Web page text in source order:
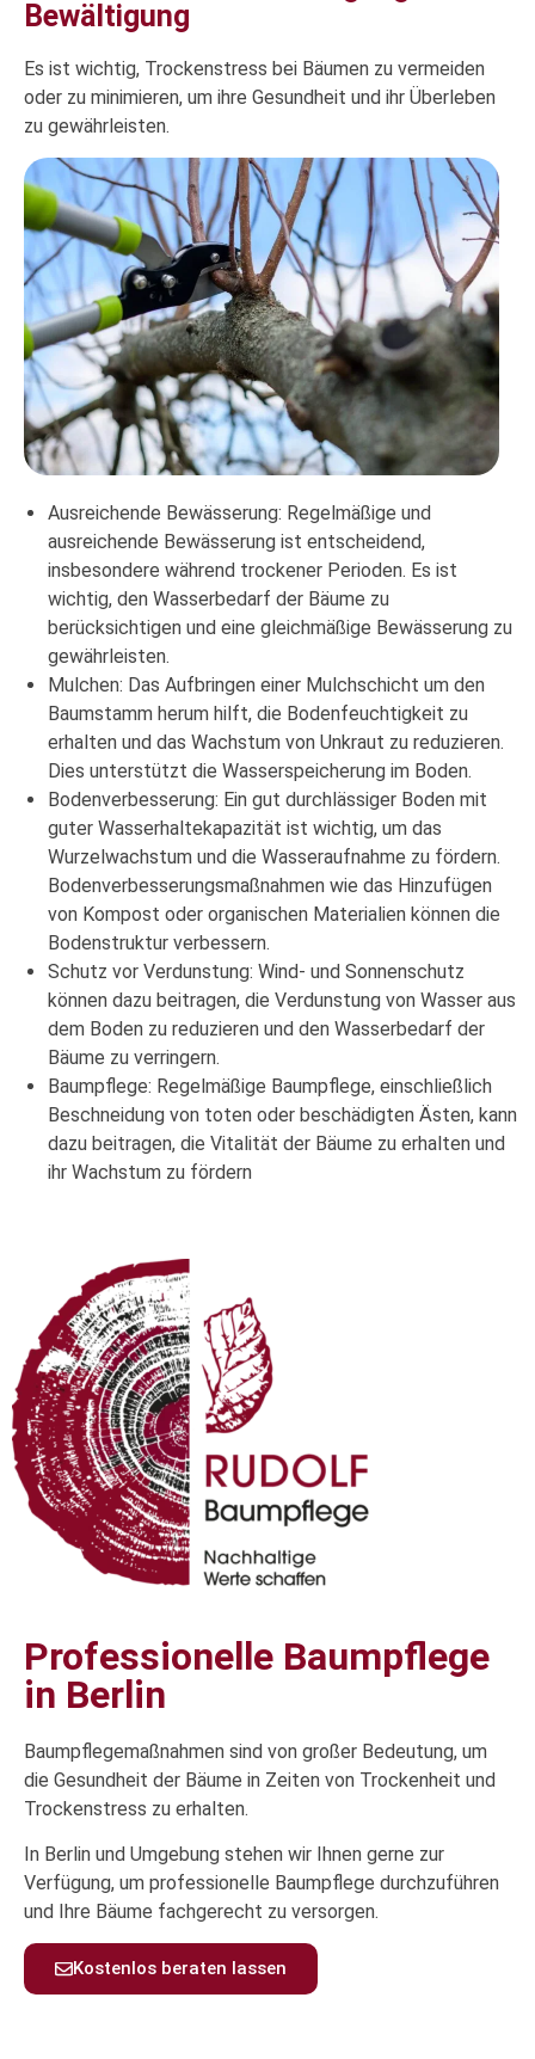
Bewältigung
Es ist wichtig, Trockenstress bei Bäumen zu vermeiden
oder zu minimieren, um ihre Gesundheit und ihr Überleben
zu gewährleisten.
Ausreichende Bewässerung: Regelmäßige und
ausreichende Bewässerung ist entscheidend,
insbesondere während trockener Perioden. Es ist
wichtig, den Wasserbedarf der Bäume zu
berücksichtigen und eine gleichmäßige Bewässerung zu
gewährleisten.
Mulchen: Das Aufbringen einer Mulchschicht um den
Baumstamm herum hilft, die Bodenfeuchtigkeit zu
erhalten und das Wachstum von Unkraut zu reduzieren.
Dies unterstützt die Wasserspeicherung im Boden.
Bodenverbesserung: Ein gut durchlässiger Boden mit
guter Wasserhaltekapazität ist wichtig, um das
Wurzelwachstum und die Wasseraufnahme zu fördern.
Bodenverbesserungsmaßnahmen wie das Hinzufügen
von Kompost oder organischen Materialien können die
Bodenstruktur verbessern.
Schutz vor Verdunstung: Wind- und Sonnenschutz
können dazu beitragen, die Verdunstung von Wasser aus
dem Boden zu reduzieren und den Wasserbedarf der
Bäume zu verringern.
Baumpflege: Regelmäßige Baumpflege, einschließlich
Beschneidung von toten oder beschädigten Ästen, kann
dazu beitragen, die Vitalität der Bäume zu erhalten und
ihr Wachstum zu fördern
Professionelle Baumpflege
in Berlin
Baumpflegemaßnahmen sind von großer Bedeutung, um
die Gesundheit der Bäume in Zeiten von Trockenheit und
Trockenstress zu erhalten.
In Berlin und Umgebung stehen wir Ihnen gerne zur
Verfügung, um professionelle Baumpflege durchzuführen
und Ihre Bäume fachgerecht zu versorgen.
Kostenlos beraten lassen